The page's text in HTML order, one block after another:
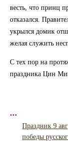
весть, что принц
отказался.
укрылся домик
желая служить
С тех пор на
праздника Цин
...
Праздник 9
победы